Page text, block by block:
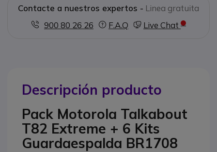
Contacte a nuestros expertos - Linea gratuita
900 80 26 26
F.A.Q Live Chat
Descripción producto
Pack Motorola Talkabout
T82 Extreme + 6 Kits
Guardaespalda BR1708